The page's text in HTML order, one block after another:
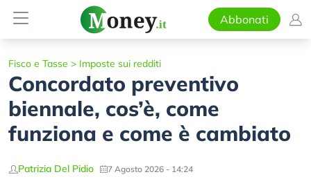
Abbonati
Fisco e Tasse > Imposte sui redditi
Concordato preventivo
biennale, cos’è, come
funziona e come è cambiato
Patrizia Del Pidio 7 Agosto 2026 - 14:24